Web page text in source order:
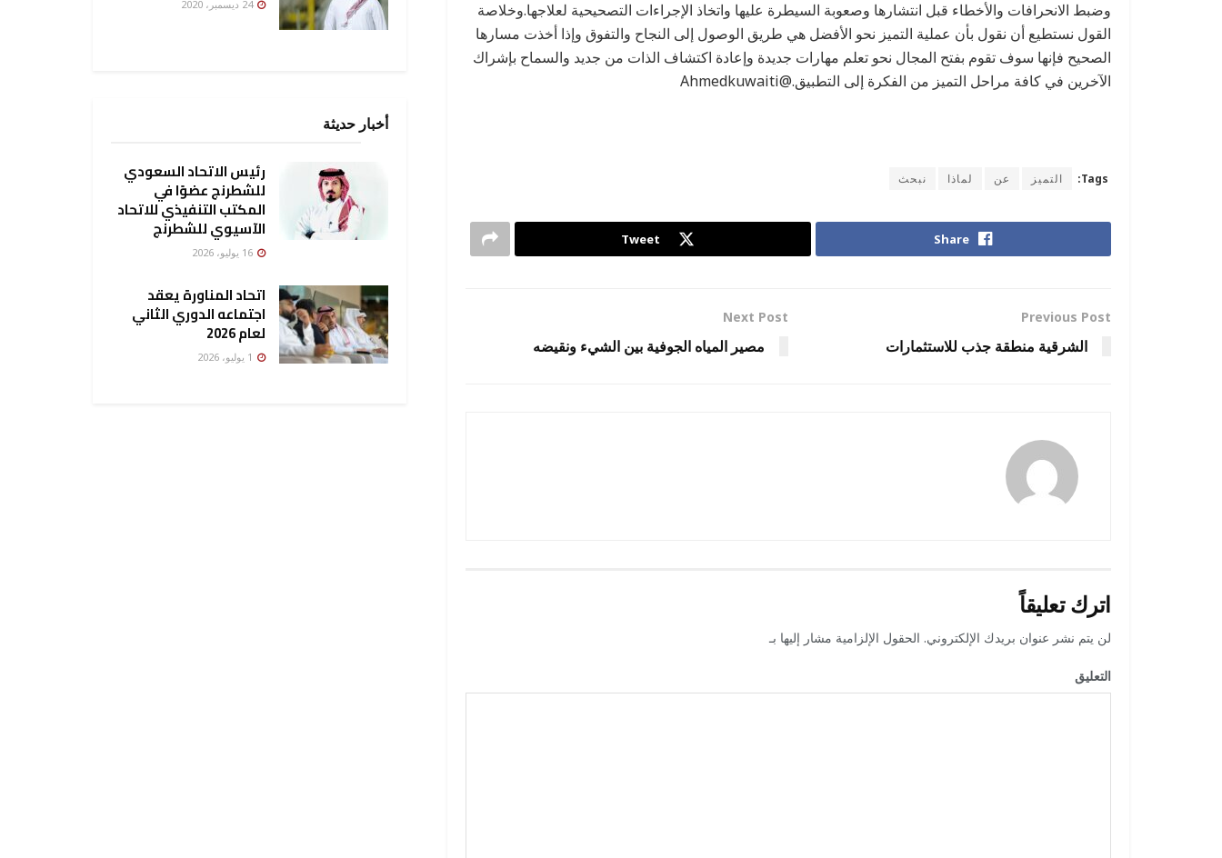
وضبط الانحرافات والأخطاء قبل انتشارها وصعوبة السيطرة عليها واتخاذ الإجراءات التصحيحية لعلاجها.وخلاصة
القول نستطيع أن نقول بأن عملية التميز نحو الأفضل هي طريق الوصول إلى النجاح والتفوق وإذا أخذت مسارها
الصحيح فإنها سوف تقوم بفتح المجال نحو تعلم مهارات جديدة وإعادة اكتشاف الذات من جديد والسماح بإشراك
الآخرين في كافة مراحل التميز من الفكرة إلى التطبيق.@Ahmedkuwaiti
Tags: التميز عن لماذا نبحث
Share
Tweet
Previous Post
الشرقية منطقة جذب للاستثمارات
Next Post
مصير المياه الجوفية بين الشيء ونقيضه
اترك تعليقاً
لن يتم نشر عنوان بريدك الإلكتروني. الحقول الإلزامية مشار إليها بـ
التعليق
24 ديسمبر، 2020
أخبار حديثة
رئيس الاتحاد السعودي
للشطرنج عضوًا في
المكتب التنفيذي للاتحاد
الآسيوي للشطرنج
اتحاد المناورة يعقد
اجتماعه الدوري الثاني
لعام 2026